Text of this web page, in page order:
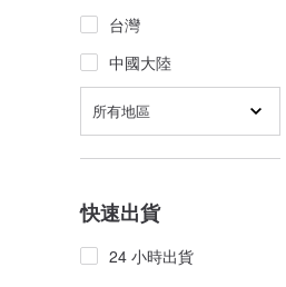
台灣
中國大陸
所有地區
快速出貨
24 小時出貨